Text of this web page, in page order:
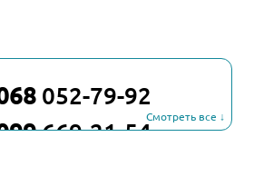
052-79-92
669-21-54Смотреть все ↓